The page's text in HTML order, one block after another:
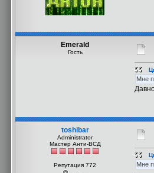
Emerald
Гость
Мне
toshibar
Administrator
Мастер Анти-ВСД
Репутация 772
Мне